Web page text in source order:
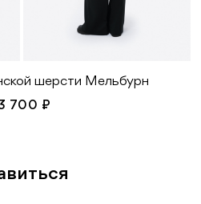
шерсти Мельбурн
700 ₽